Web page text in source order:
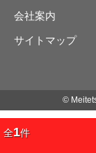
会社案内
サイトマップ
©
全1件